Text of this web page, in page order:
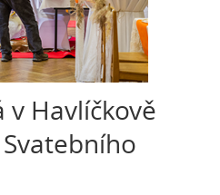
v Havlíčkově